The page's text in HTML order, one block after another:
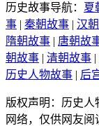
历史故事导航： 夏
事 | 秦朝故事 | 汉
隋朝故事 | 唐朝故
朝故事 | 清朝故事 |
历史人物故事 | 后
版权声明：历史人
网络，仅供网友